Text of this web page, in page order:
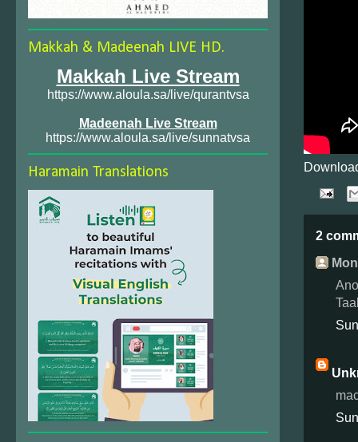
2
Makkah & Madeenah LIVE HD.
Makkah Live Stream
https://www.aloula.sa/live/qurantvsa
Madeenah Live Stream
https://www.aloula.sa/live/sunnatvsa
Haramain Translations